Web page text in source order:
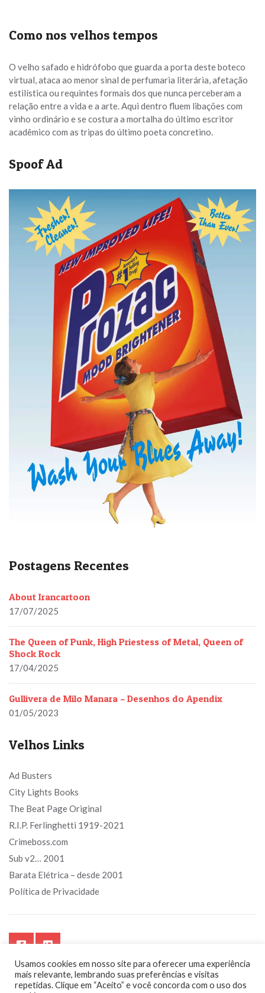
Como nos velhos tempos
O velho safado e hidrófobo que guarda a porta deste boteco
virtual, ataca ao menor sinal de perfumaria literária, afetação
estilística ou requintes formais dos que nunca perceberam a
relação entre a vida e a arte. Aqui dentro fluem libações com
vinho ordinário e se costura a mortalha do último escritor
acadêmico com as tripas do último poeta concretino.
Spoof Ad
Postagens Recentes
About Irancartoon
17/07/2025
The Queen of Punk, High Priestess of Metal, Queen of
Shock Rock
17/04/2025
Gullivera de Milo Manara – Desenhos do Apendix
01/05/2023
Velhos Links
Ad Busters
City Lights Books
The Beat Page Original
R.I.P. Ferlinghetti 1919-2021
Crimeboss.com
Sub v2… 2001
Barata Elétrica – desde 2001
Política de Privacidade
Usamos cookies em nosso site para oferecer uma experiência
mais relevante, lembrando suas preferências e visitas
repetidas. Clique em “Aceito” e você concorda com o uso dos